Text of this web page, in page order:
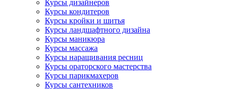
Курсы дизайнеров
Курсы кондитеров
Курсы кройки и шитья
Курсы ландшафтного дизайна
Курсы маникюра
Курсы массажа
Курсы наращивания ресниц
Курсы ораторского мастерства
Курсы парикмахеров
Курсы сантехников